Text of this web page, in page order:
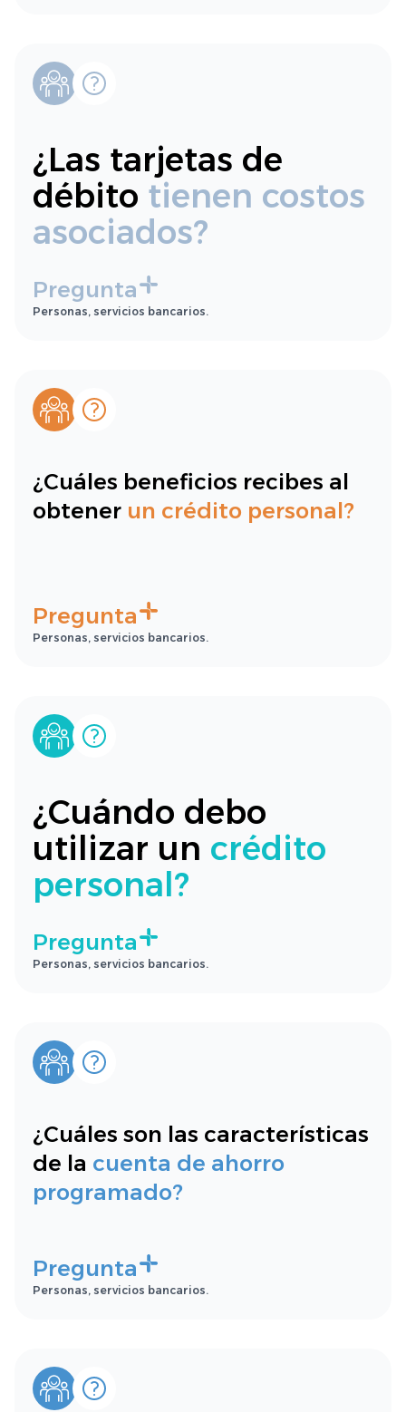
¿Las tarjetas de
débito tienen costos
asociados?
Pregunta
Personas, servicios bancarios.
¿Cuáles beneficios recibes al
obtener un crédito personal?
Pregunta
Personas, servicios bancarios.
¿Cuándo debo
utilizar un crédito
personal?
Pregunta
Personas, servicios bancarios.
¿Cuáles son las características
de la cuenta de ahorro
programado?
Pregunta
Personas, servicios bancarios.